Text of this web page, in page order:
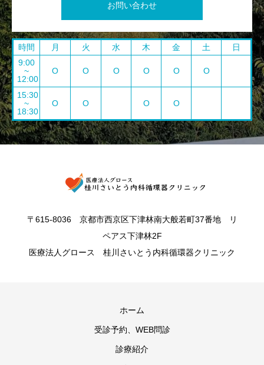
お問い合わせ
時間 月 火 水 木 金 土
日
9:00
~
12:00
O O O O O O
15:30
~
18:30
O O O O
〒615-8036 京都市西京区下津林南大般若町37番地 リ
ペアス下津林2F
医療法人グロース 桂川さいとう内科循環器クリニック
ホーム
受診予約、WEB問診
診療紹介